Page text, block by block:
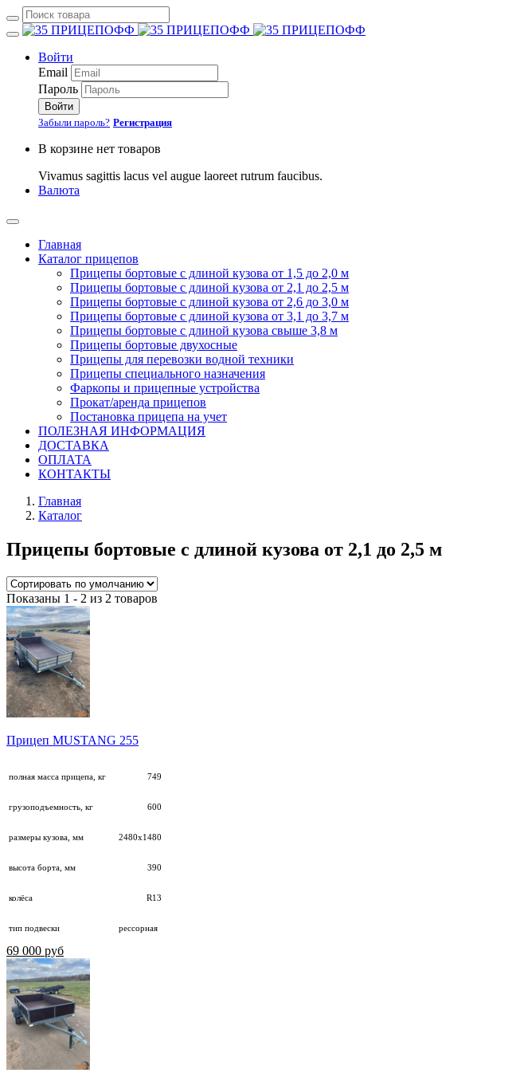
Войти
Email
Пароль
Войти
Забыли пароль? Регистрация
В корзине нет товаров
Vivamus sagittis lacus vel augue laoreet rutrum faucibus.
Валюта
Главная
Каталог прицепов
Прицепы бортовые с длиной кузова от 1,5 до 2,0 м
Прицепы бортовые с длиной кузова от 2,1 до 2,5 м
Прицепы бортовые с длиной кузова от 2,6 до 3,0 м
Прицепы бортовые с длиной кузова от 3,1 до 3,7 м
Прицепы бортовые с длиной кузова свыше 3,8 м
Прицепы бортовые двухосные
Прицепы для перевозки водной техники
Прицепы специального назначения
Фаркопы и прицепные устройства
Прокат/аренда прицепов
Постановка прицепа на учет
ПОЛЕЗНАЯ ИНФОРМАЦИЯ
ДОСТАВКА
ОПЛАТА
КОНТАКТЫ
Главная
Каталог
Прицепы бортовые с длиной кузова от 2,1 до 2,5 м
Показаны 1 - 2 из 2 товаров
Прицеп MUSTANG 255
полная масса прицепа, кг 749
грузоподъемность, кг 600
размеры кузова, мм 2480х1480
высота борта, мм 390
колёса R13
тип подвески рессорная
69 000 руб